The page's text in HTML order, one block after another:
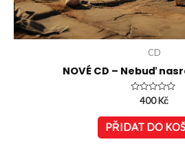
CD
NOVÉ CD – Nebuď
Hodnocení
z
5
400Kč
PŘIDAT DO